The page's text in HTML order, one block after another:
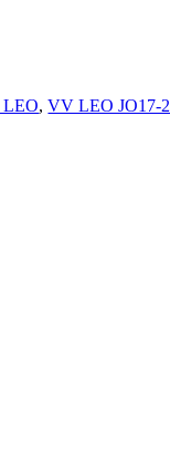
,VV LEO JO17-2